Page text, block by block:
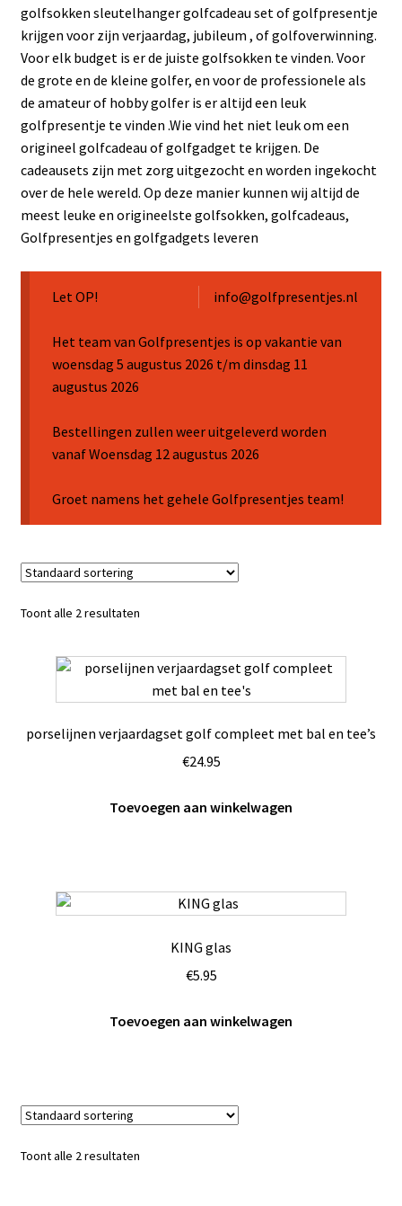
Visitekaartjeshouder
Kerst
Golfbenodigdheden
Gadgets
Cadeausets
Sale
golfsokken sleutelhanger golfcadeau set of golfpresentje
krijgen voor zijn verjaardag, jubileum , of golfoverwinning.
Voor elk budget is er de juiste golfsokken te vinden. Voor
de grote en de kleine golfer, en voor de professionele als
de amateur of hobby golfer is er altijd een leuk
golfpresentje te vinden .Wie vind het niet leuk om een
origineel golfcadeau of golfgadget te krijgen. De
cadeausets zijn met zorg uitgezocht en worden ingekocht
over de hele wereld. Op deze manier kunnen wij altijd de
meest leuke en origineelste golfsokken, golfcadeaus,
Golfpresentjes en golfgadgets leveren
info@golfpresentjes.nl
Let OP!
Het team van Golfpresentjes is op vakantie van
woensdag 5 augustus 2026 t/m dinsdag 11
augustus 2026
Bestellingen zullen weer uitgeleverd worden
vanaf Woensdag 12 augustus 2026
Groet namens het gehele Golfpresentjes team!
Toont alle 2 resultaten
porselijnen verjaardagset golf compleet met bal en tee’s
€24.95
Toevoegen aan winkelwagen
KING glas
€5.95
Toevoegen aan winkelwagen
Toont alle 2 resultaten